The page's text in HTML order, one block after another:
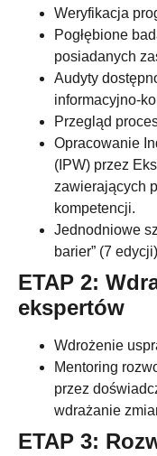
Weryfikacja
Pogłębione
posiadanych
Audyty
informacyjno-
Przegląd
Opracowanie
(IPW) przez
zawierających
kompetencji.
Jednodniowe
barier” (7
ETAP 2:
ekspertów
Wdrożenie
Mentoring
przez
wdrażanie
ETAP 3: